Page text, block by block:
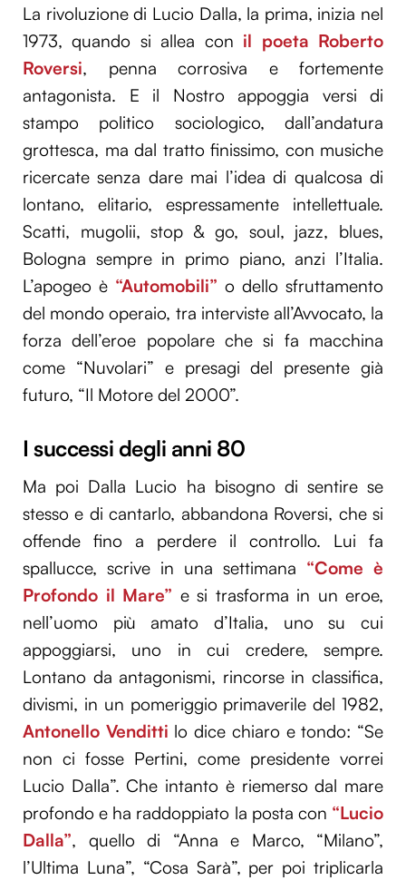
La rivoluzione di Lucio Dalla, la prima, inizia nel
1973, quando si allea con il poeta Roberto
Roversi, penna corrosiva e fortemente
antagonista. E il Nostro appoggia versi di
stampo politico sociologico, dall’andatura
grottesca, ma dal tratto finissimo, con musiche
ricercate senza dare mai l’idea di qualcosa di
lontano, elitario, espressamente intellettuale.
Scatti, mugolii, stop & go, soul, jazz, blues,
Bologna sempre in primo piano, anzi l’Italia.
L’apogeo è “Automobili” o dello sfruttamento
del mondo operaio, tra interviste all’Avvocato, la
forza dell’eroe popolare che si fa macchina
come “Nuvolari” e presagi del presente già
futuro, “Il Motore del 2000”.
I successi degli anni 80
Ma poi Dalla Lucio ha bisogno di sentire se
stesso e di cantarlo, abbandona Roversi, che si
offende fino a perdere il controllo. Lui fa
spallucce, scrive in una settimana “Come è
Profondo il Mare” e si trasforma in un eroe,
nell’uomo più amato d’Italia, uno su cui
appoggiarsi, uno in cui credere, sempre.
Lontano da antagonismi, rincorse in classifica,
divismi, in un pomeriggio primaverile del 1982,
Antonello Venditti lo dice chiaro e tondo: “Se
non ci fosse Pertini, come presidente vorrei
Lucio Dalla”. Che intanto è riemerso dal mare
profondo e ha raddoppiato la posta con “Lucio
Dalla”, quello di “Anna e Marco, “Milano”,
l’Ultima Luna”, “Cosa Sarà”, per poi triplicarla